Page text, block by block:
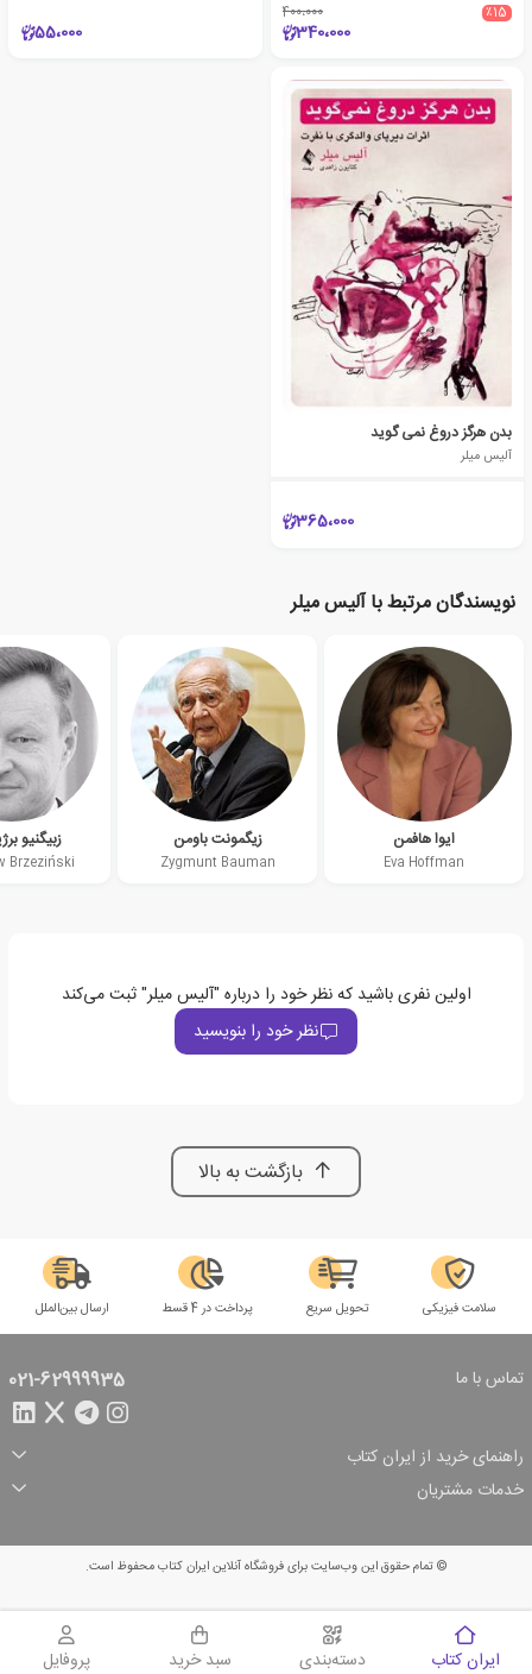
٪15 400،000
340،000 55،000
بدن هرگز دروغ نمی گوید
آلیس میلر
365،000
نویسندگان مرتبط با آلیس میلر
ایوا هافمن
Eva Hoffman
زیگمونت باومن
Zygmunt Bauman
زبیگنیو
Brzeziński
اولین نفری باشید که نظر خود را درباره "آلیس میلر" ثبت می‌کند
نظر خود را بنویسید
بازگشت به بالا
سلامت فیزیکی تحویل سریع پرداخت در 4 قسط ارسال بین‌الملل
تماس با ما 021-62999935
راهنمای خرید از ایران کتاب
ثبت سفارش
شرایط ارسال سفارش
شیوه پرداخت
تخفیف‌های خرید
خدمات مشتریان
© تمام حقوق این وب‌سایت برای فروشگاه آنلاین ایران کتاب محفوظ است.
ایران کتاب دسته‌بندی
سبد خرید
سبد خرید پروفایل